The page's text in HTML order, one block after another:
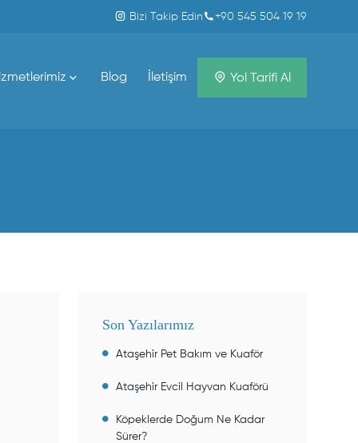
Bizi Takip Edin +90 545 504 19 19
Blog İletişim Yol Tarifi Al
Son Yazılarımız
Ataşehir Pet Bakım ve Kuaför
Ataşehir Evcil Hayvan Kuaförü
Köpeklerde Doğum Ne Kadar
Sürer?